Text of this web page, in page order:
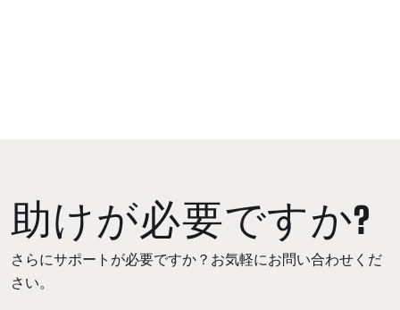
助けが必要ですか?
さらにサポートが必要ですか？お気軽にお問い合わせくだ
さい。